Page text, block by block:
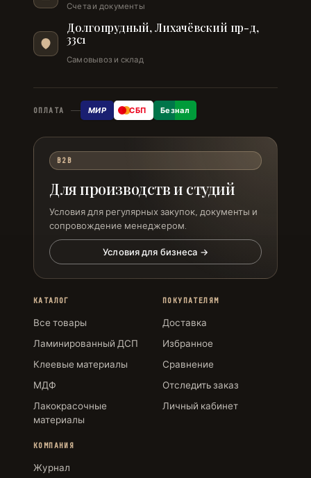
Счета и документы
Долгопрудный, Лихачёвский пр-д,
33с1
Самовывоз и склад
ОПЛАТА МИР СБП Безнал
B2B
Для производств и студий
Условия для регулярных закупок, документы и
сопровождение менеджером.
Условия для бизнеса →
КАТАЛОГ
Все товары
Ламинированный ДСП
Клеевые материалы
МДФ
Лакокрасочные
материалы
ПОКУПАТЕЛЯМ
Доставка
Избранное
Сравнение
Отследить заказ
Личный кабинет
КОМПАНИЯ
Журнал